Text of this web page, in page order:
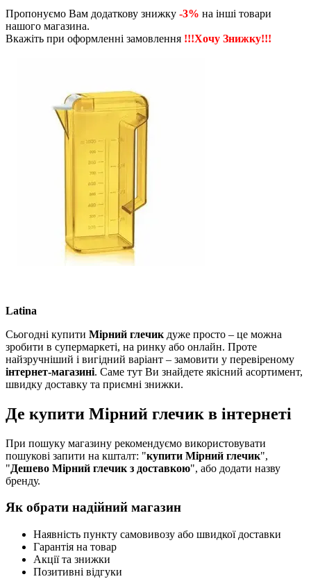
Пропонуємо Вам додаткову знижку -3% на інші товари
нашого магазина.
Вкажіть при оформленні замовлення !!!Хочу Знижку!!!
Latina
Сьогодні купити Мірний глечик дуже просто – це можна
зробити в супермаркеті, на ринку або онлайн. Проте
найзручніший і вигідний варіант – замовити у перевіреному
інтернет-магазині. Саме тут Ви знайдете якісний асортимент,
швидку доставку та приємні знижки.
Де купити Мірний глечик в інтернеті
При пошуку магазину рекомендуємо використовувати
пошукові запити на кшталт: "купити Мірний глечик",
"Дешево Мірний глечик з доставкою", або додати назву
бренду.
Як обрати надійний магазин
Наявність пункту самовивозу або швидкої доставки
Гарантія на товар
Акції та знижки
Позитивні відгуки